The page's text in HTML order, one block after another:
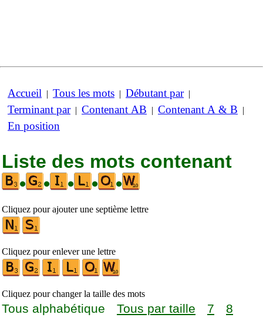
Accueil | Tous les mots | Débutant par|
Terminant par| Contenant AB | Contenant A & B |
En position
Liste des mots contenant
•
• • • •
Cliquez pour ajouter une septième lettre
Cliquez pour enlever une lettre
Cliquez pour changer la taille des mots
Tous alphabétique Tous par taille 7 8